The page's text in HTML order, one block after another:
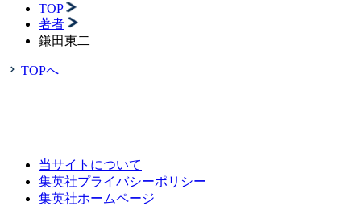
TOP
著者
鎌田東二
TOPへ
当サイトについて
集英社プライバシーポリシー
集英社ホームページ